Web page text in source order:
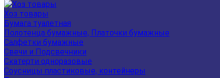
Хоз товары
Бумага туалетная
Полотенца бумажные, Платочки бумажные
Салфетки бумажные
Свечи и Подсвечники
Скатерти одноразовые
Соусницы пластиковые, контейнеры